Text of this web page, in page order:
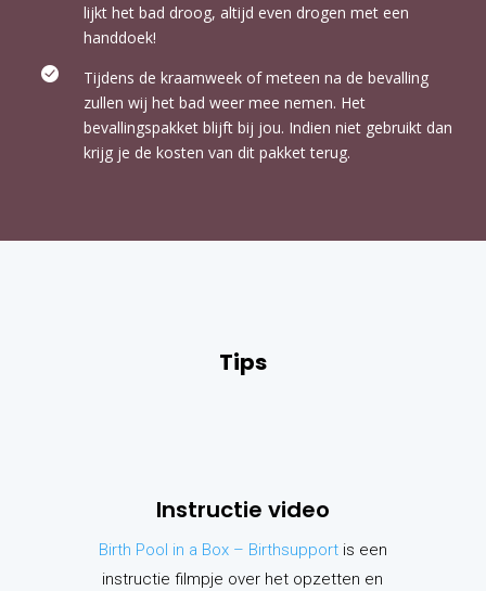
lijkt het bad droog, altijd even drogen met een
handdoek!
Tijdens de kraamweek of meteen na de bevalling
zullen wij het bad weer mee nemen. Het
bevallingspakket blijft bij jou. Indien niet gebruikt dan
krijg je de kosten van dit pakket terug.
Tips
Instructie video
Birth Pool in a Box – Birthsupportis een
instructie filmpje over het opzetten en